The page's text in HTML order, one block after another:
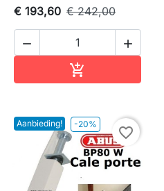
€ 193,60 € 242,00
 

Aanbieding! -20%
favorite_border